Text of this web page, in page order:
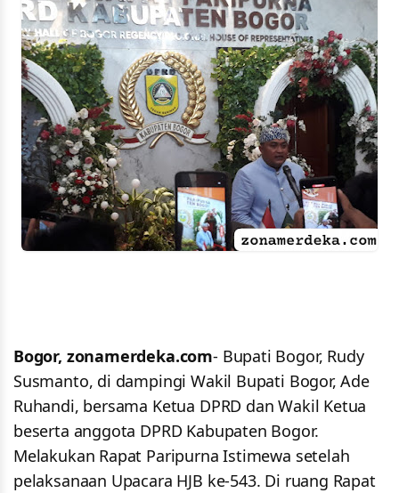
Bogor, zonamerdeka.com- Bupati Bogor, Rudy
Susmanto, di dampingi Wakil Bupati Bogor, Ade
Ruhandi, bersama Ketua DPRD dan Wakil Ketua
beserta anggota DPRD Kabupaten Bogor.
Melakukan Rapat Paripurna Istimewa setelah
pelaksanaan Upacara HJB ke-543. Di ruang Rapat